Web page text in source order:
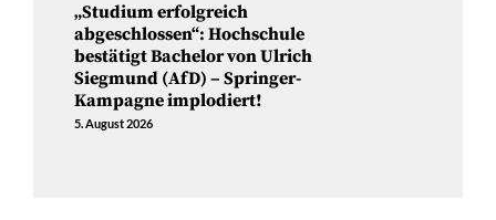
„Studium erfolgreich
abgeschlossen“: Hochschule
bestätigt Bachelor von Ulrich
Siegmund (AfD) – Springer-
Kampagne implodiert!
5. August 2026